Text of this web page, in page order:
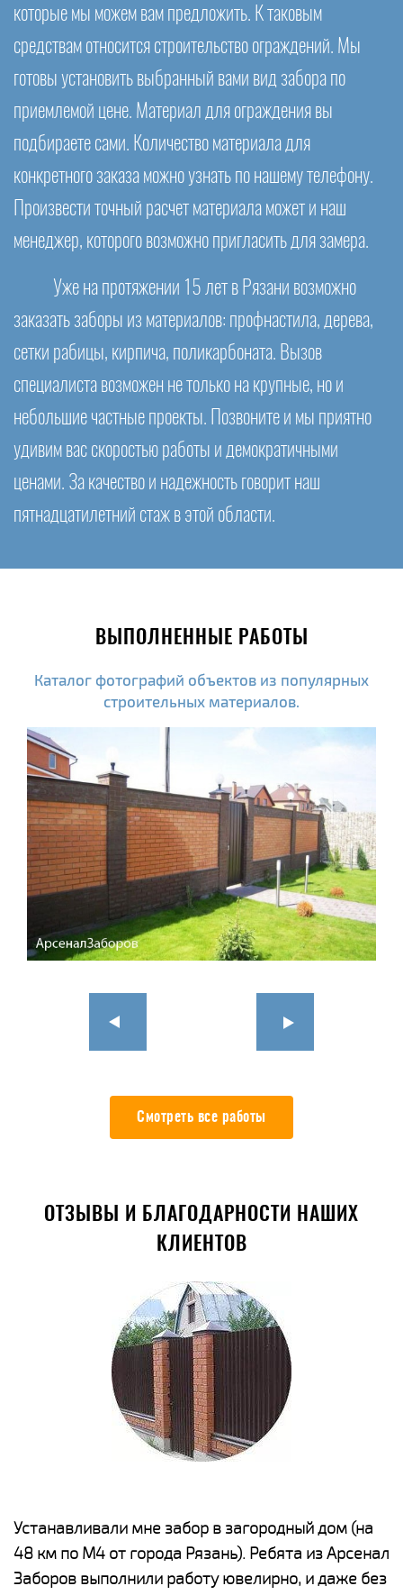
которые мы можем вам предложить. К таковым
средствам относится строительство ограждений. Мы
готовы установить выбранный вами вид забора по
приемлемой цене. Материал для ограждения вы
подбираете сами. Количество материала для
конкретного заказа можно узнать по нашему телефону.
Произвести точный расчет материала может и наш
менеджер, которого возможно пригласить для замера.
Уже на протяжении 15 лет в Рязани возможно
заказать заборы из материалов: профнастила, дерева,
сетки рабицы, кирпича, поликарбоната. Вызов
специалиста возможен не только на крупные, но и
небольшие частные проекты. Позвоните и мы приятно
удивим вас скоростью работы и демократичными
ценами. За качество и надежность говорит наш
пятнадцатилетний стаж в этой области.
ВЫПОЛНЕННЫЕ РАБОТЫ
Каталог фотографий объектов из популярных
строительных материалов.
Смотреть все работы
ОТЗЫВЫ И БЛАГОДАРНОСТИ НАШИХ
КЛИЕНТОВ
Устанавливали мне забор в загородный дом (на
48 км по М4 от города Рязань). Ребята из Арсенал
Заборов выполнили работу ювелирно, и даже без